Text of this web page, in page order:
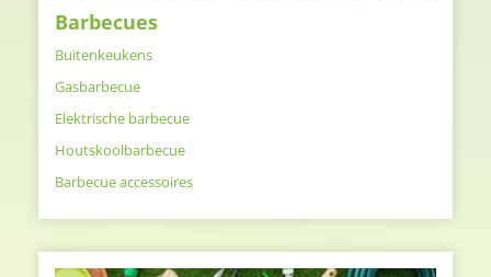
Barbecues
Buitenkeukens
Gasbarbecue
Elektrische barbecue
Houtskoolbarbecue
Barbecue accessoires